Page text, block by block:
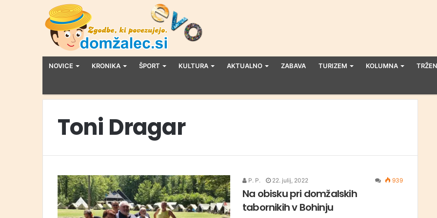
NOVICE KRONIKA ŠPORT KULTURA AKTUALNO ZABAVA TURIZEM KOLUMNA
Toni Dragar
P. P. 22. julij, 2022 939
Na obisku pri domžalskih
tabornikih v Bohinju